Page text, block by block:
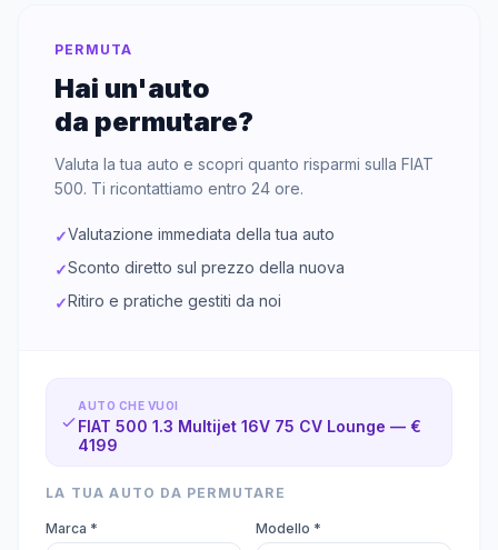
PERMUTA
Hai un'auto
da permutare?
Valuta la tua auto e scopri quanto risparmi sulla FIAT
500. Ti ricontattiamo entro 24 ore.
✓Valutazione immediata della tua auto
✓Sconto diretto sul prezzo della nuova
✓Ritiro e pratiche gestiti da noi
AUTO CHE VUOI
FIAT 500 1.3 Multijet 16V 75 CV Lounge — €
4199
LA TUA AUTO DA PERMUTARE
Marca * Modello *